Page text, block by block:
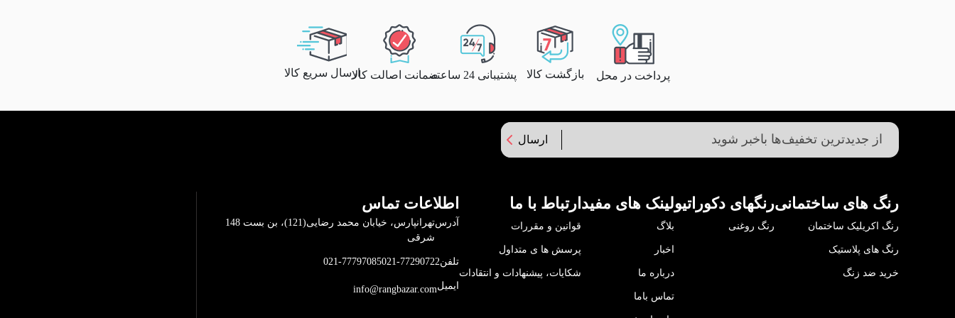
پرداخت در محل بازگشت کالا پشتیبانی 24 ساعته ضمانت اصالت کالاارسال سریع کالا
ارسال
رنگ های ساختمانی
رنگ اکریلیک ساختمان
رنگ های پلاستیک
خرید ضد زنگ
رنگهای دکوراتیو
رنگ روغنی
لینک های مفید
بلاگ
اخبار
درباره ما
تماس باما
ارتباط با ما
قوانین و مقررات
پرسش ها ی متداول
شکایات، پیشنهادات و انتقادات
اطلاعات تماس
آدرس
تهرانپارس، خیابان محمد رضایی(121)، بن بست 148
شرقی
تلفن021-77290722
021-77797085
ایمیلinfo@rangbazar.com